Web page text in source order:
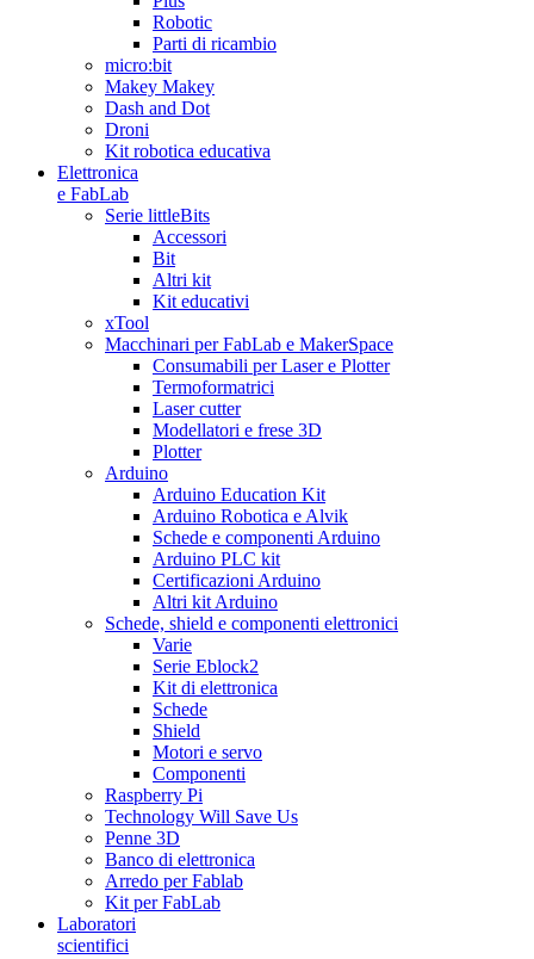
Robotic
Parti di ricambio
micro:bit
Makey Makey
Dash and Dot
Droni
Kit robotica educativa
Elettronica
e FabLab
Serie littleBits
Accessori
Bit
Altri kit
Kit educativi
xTool
Macchinari per FabLab e MakerSpace
Consumabili per Laser e Plotter
Termoformatrici
Laser cutter
Modellatori e frese 3D
Plotter
Arduino
Arduino Education Kit
Arduino Robotica e Alvik
Schede e componenti Arduino
Arduino PLC kit
Certificazioni Arduino
Altri kit Arduino
Schede, shield e componenti elettronici
Varie
Serie Eblock2
Kit di elettronica
Schede
Shield
Motori e servo
Componenti
Raspberry Pi
Technology Will Save Us
Penne 3D
Banco di elettronica
Arredo per Fablab
Kit per FabLab
Laboratori
scientifici